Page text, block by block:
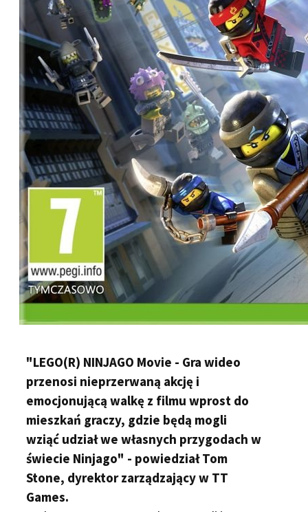
"LEGO(R) NINJAGO Movie - Gra wideo
przenosi nieprzerwaną akcję i
emocjonującą walkę z filmu wprost do
mieszkań graczy, gdzie będą mogli
wziąć udział we własnych przygodach w
świecie Ninjago" - powiedział Tom
Stone, dyrektor zarządzający w TT
Games.